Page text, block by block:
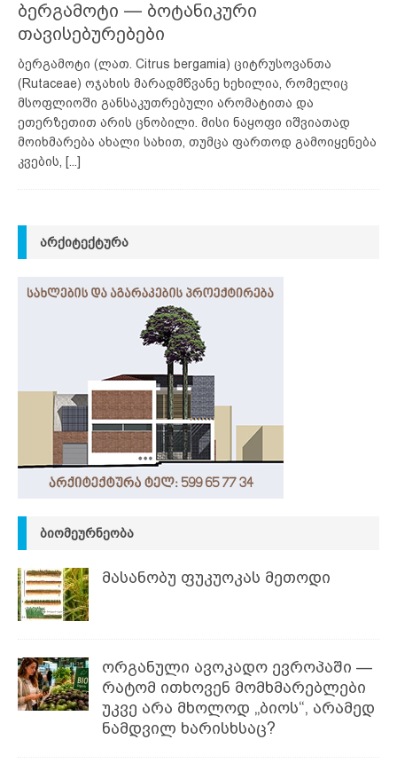
ბერგამოტი — ბოტანიკური
თავისებურებები
ბერგამოტი (ლათ. Citrus bergamia) ციტრუსოვანთა
(Rutaceae) ოჯახის მარადმწვანე ხეხილია, რომელიც
მსოფლიოში განსაკუთრებული არომატითა და
ეთერზეთით არის ცნობილი. მისი ნაყოფი იშვიათად
მოიხმარება ახალი სახით, თუმცა ფართოდ გამოიყენება
კვების, [...]
ᲐᲠᲥᲘᲢᲔᲥᲢᲣᲠᲐ
ᲑᲘᲝᲛᲔᲣᲠᲜᲔᲝᲑᲐ
მასანობუ ფუკუოკას მეთოდი
ორგანული ავოკადო ევროპაში —
რატომ ითხოვენ მომხმარებლები
უკვე არა მხოლოდ „ბიოს“, არამედ
ნამდვილ ხარისხსაც?